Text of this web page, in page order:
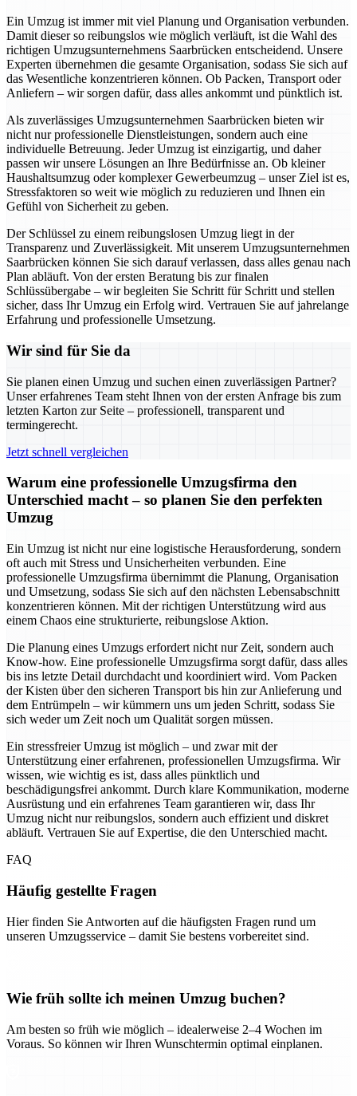
Ein Umzug ist immer mit viel Planung und Organisation verbunden.
Damit dieser so reibungslos wie möglich verläuft, ist die Wahl des
richtigen Umzugsunternehmens Saarbrücken entscheidend. Unsere
Experten übernehmen die gesamte Organisation, sodass Sie sich auf
das Wesentliche konzentrieren können. Ob Packen, Transport oder
Anliefern – wir sorgen dafür, dass alles ankommt und pünktlich ist.
Als zuverlässiges Umzugsunternehmen Saarbrücken bieten wir
nicht nur professionelle Dienstleistungen, sondern auch eine
individuelle Betreuung. Jeder Umzug ist einzigartig, und daher
passen wir unsere Lösungen an Ihre Bedürfnisse an. Ob kleiner
Haushaltsumzug oder komplexer Gewerbeumzug – unser Ziel ist es,
Stressfaktoren so weit wie möglich zu reduzieren und Ihnen ein
Gefühl von Sicherheit zu geben.
Der Schlüssel zu einem reibungslosen Umzug liegt in der
Transparenz und Zuverlässigkeit. Mit unserem Umzugsunternehmen
Saarbrücken können Sie sich darauf verlassen, dass alles genau nach
Plan abläuft. Von der ersten Beratung bis zur finalen
Schlüssübergabe – wir begleiten Sie Schritt für Schritt und stellen
sicher, dass Ihr Umzug ein Erfolg wird. Vertrauen Sie auf jahrelange
Erfahrung und professionelle Umsetzung.
Wir sind für Sie da
Sie planen einen Umzug und suchen einen zuverlässigen Partner?
Unser erfahrenes Team steht Ihnen von der ersten Anfrage bis zum
letzten Karton zur Seite – professionell, transparent und
termingerecht.
Jetzt schnell vergleichen
Warum eine professionelle Umzugsfirma den
Unterschied macht – so planen Sie den perfekten
Umzug
Ein Umzug ist nicht nur eine logistische Herausforderung, sondern
oft auch mit Stress und Unsicherheiten verbunden. Eine
professionelle Umzugsfirma übernimmt die Planung, Organisation
und Umsetzung, sodass Sie sich auf den nächsten Lebensabschnitt
konzentrieren können. Mit der richtigen Unterstützung wird aus
einem Chaos eine strukturierte, reibungslose Aktion.
Die Planung eines Umzugs erfordert nicht nur Zeit, sondern auch
Know-how. Eine professionelle Umzugsfirma sorgt dafür, dass alles
bis ins letzte Detail durchdacht und koordiniert wird. Vom Packen
der Kisten über den sicheren Transport bis hin zur Anlieferung und
dem Entrümpeln – wir kümmern uns um jeden Schritt, sodass Sie
sich weder um Zeit noch um Qualität sorgen müssen.
Ein stressfreier Umzug ist möglich – und zwar mit der
Unterstützung einer erfahrenen, professionellen Umzugsfirma. Wir
wissen, wie wichtig es ist, dass alles pünktlich und
beschädigungsfrei ankommt. Durch klare Kommunikation, moderne
Ausrüstung und ein erfahrenes Team garantieren wir, dass Ihr
Umzug nicht nur reibungslos, sondern auch effizient und diskret
abläuft. Vertrauen Sie auf Expertise, die den Unterschied macht.
FAQ
Häufig gestellte Fragen
Hier finden Sie Antworten auf die häufigsten Fragen rund um
unseren Umzugsservice – damit Sie bestens vorbereitet sind.
Wie früh sollte ich meinen Umzug buchen?
Am besten so früh wie möglich – idealerweise 2–4 Wochen im
Voraus. So können wir Ihren Wunschtermin optimal einplanen.